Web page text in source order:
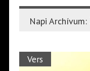
Napi Archívum:
Vers